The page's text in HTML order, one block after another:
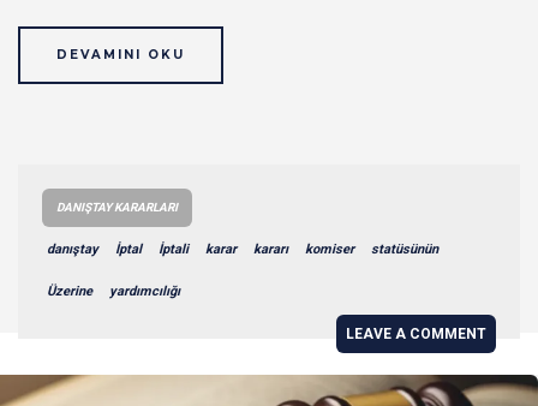
DEVAMINI OKU
DANIŞTAY KARARLARI
danıştay İptal İptali karar kararı komiser statüsünün
Üzerine yardımcılığı
LEAVE A COMMENT